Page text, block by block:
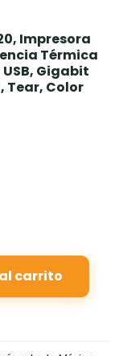
Impresora
Térmica
USB, Gigabit
Tear, Color
carrito